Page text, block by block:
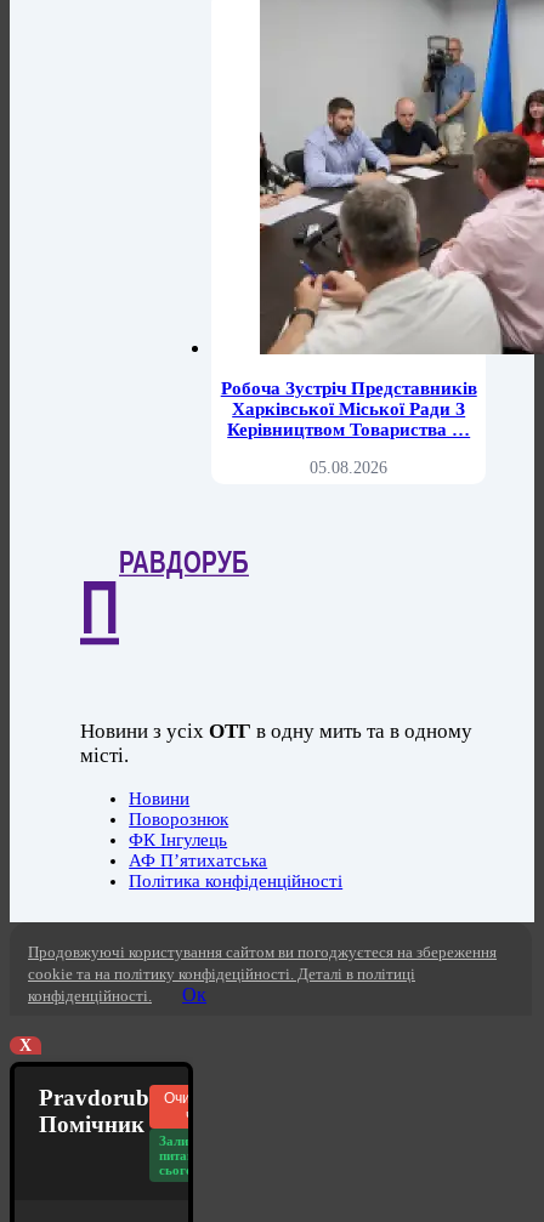
Робоча Зустріч Представників
Харківської Міської Ради З
Керівництвом Товариства …
05.08.2026
П
РАВДОРУБ
Новини з усіхОТГ в одну мить та в одному
місті.
Новини
Поворознюк
ФК Інгулець
АФ П’ятихатська
Політика конфіденційності
Продовжуючі користування сайтом ви погоджуєтеся на збереження
cookie та на політику конфідеційності. Деталі в політиці
конфіденційності.
Ок
X
Pravdorub
Помічник
Очистити
чат
Залишилось
питань
сьогодні: 20